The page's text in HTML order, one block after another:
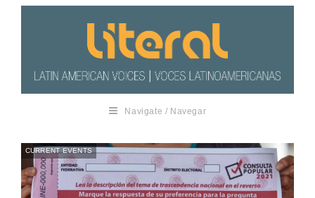
Navigate / Navegar
CURRENT EVENTS